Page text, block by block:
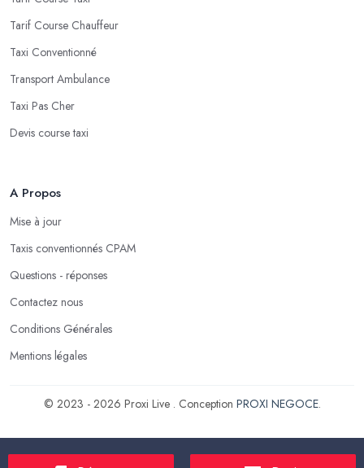
Tarif Course Chauffeur
Taxi Conventionné
Transport Ambulance
Taxi Pas Cher
Devis course taxi
A Propos
Mise à jour
Taxis conventionnés CPAM
Questions - réponses
Contactez nous
Conditions Générales
Mentions légales
© 2023 - 2026 Proxi Live . Conception PROXI NEGOCE.